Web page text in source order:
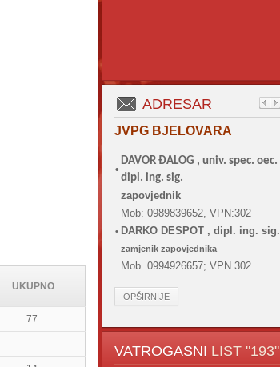
UKUPNO
77
ADRESAR
JVPG BJELOVARA
•
DAVOR ĐALOG , univ. spec. oec.
dipl. ing. sig.
zapovjednik
Mob: 0989839652, VPN:302
• DARKO DESPOT , dipl. ing. sig.
zamjenik zapovjednika
Mob. 0994926657; VPN 302
OPŠIRNIJE
VATROGASNI LIST "193"